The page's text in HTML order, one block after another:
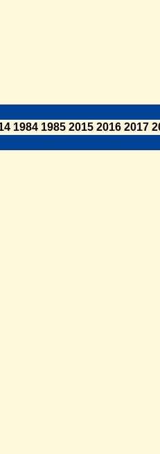
1984 1985 2015 2016 2017